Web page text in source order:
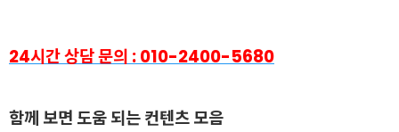
24시간 상담 문의 : 010-2400-5680
함께 보면 도움 되는 컨텐츠 모음